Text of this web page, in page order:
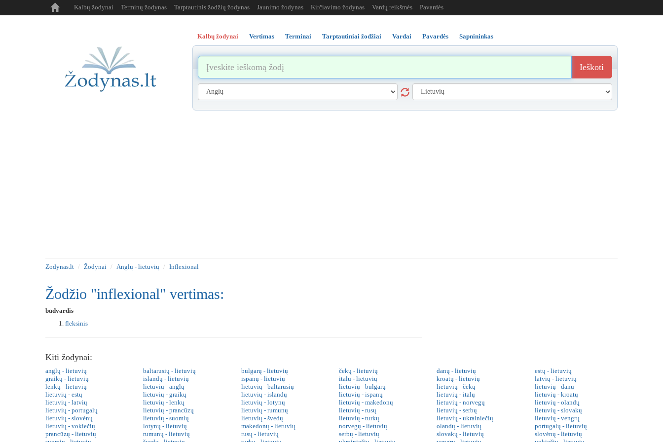
Kalbų žodynai Terminų žodynas Tarptautinis žodžių žodynas Jaunimo žodynas Kirčiavimo žodynas Vardų reikšmės Pavardės
Kalbų žodynai Vertimas Terminai Tarptautiniai žodžiai Vardai Pavardės Sapnininkas
Ieškoti
Zodynas.lt Žodynai Anglų - lietuvių Inflexional
Žodžio "inflexional" vertimas:
būdvardis
fleksinis
Kiti žodynai:
anglų - lietuvių baltarusių - lietuvių bulgarų - lietuvių čekų - lietuvių danų - lietuvių
estų - lietuvių
graikų - lietuvių
islandų - lietuvių ispanų - lietuvių italų - lietuvių kroatų - lietuvių
latvių - lietuvių
lenkų - lietuvių
lietuvių - anglų lietuvių - baltarusių lietuvių - bulgarų lietuvių - čekų
lietuvių - danų
lietuvių - estų
lietuvių - graikų lietuvių - islandų lietuvių - ispanų lietuvių - italų
lietuvių - kroatų
lietuvių - latvių
lietuvių - lenkų lietuvių - lotynų lietuvių - makedonų lietuvių - norvegų
lietuvių - olandų
lietuvių - portugalų
lietuvių - prancūzų lietuvių - rumunų lietuvių - rusų lietuvių - serbų
lietuvių - slovakų
lietuvių - slovėnų
lietuvių - suomių lietuvių - švedų lietuvių - turkų lietuvių - ukrainiečių
lietuvių - vengrų
lietuvių - vokiečių
lotynų - lietuvių makedonų - lietuvių norvegų - lietuvių olandų - lietuvių
portugalų - lietuvių
prancūzų - lietuvių
rumunų - lietuvių rusų - lietuvių serbų - lietuvių slovakų - lietuvių
slovėnų - lietuvių